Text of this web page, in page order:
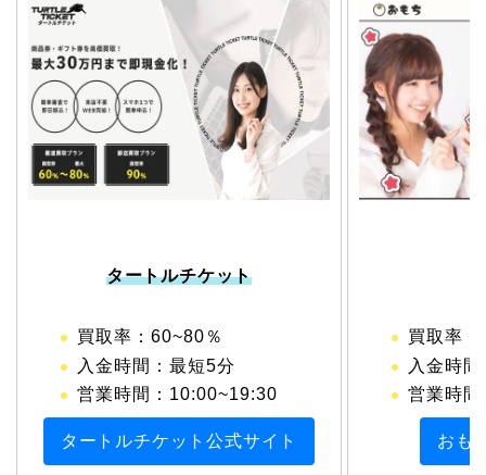
タートルチケット
買取率：60~80％
入金時間：最短5分
営業時間：10:00~19:30
タートルチケット公式サイト
買取率
入金時
営業時
おも